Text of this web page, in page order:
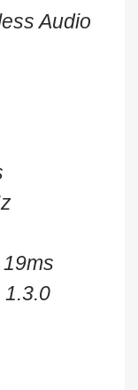
Audio
1.3.0